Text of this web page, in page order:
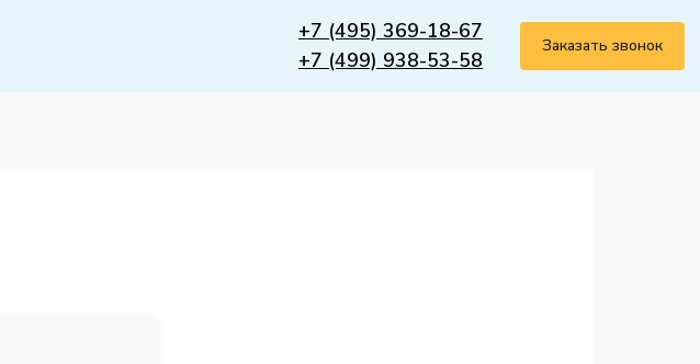
+7 (495) 369-18-67
+7 (499) 938-53-58
Заказать звонок